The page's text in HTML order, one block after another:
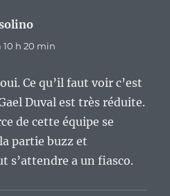
10 h 20 min
Ce qu’il faut voir c’est
Duval est très réduite.
de cette équipe se
partie buzz et
s’attendre a un fiasco.